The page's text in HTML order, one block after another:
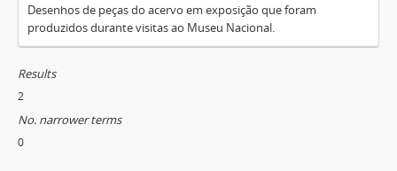
Desenhos de peças do acervo em exposição que foram
produzidos durante visitas ao Museu Nacional.
Results
2
No. narrower terms
0